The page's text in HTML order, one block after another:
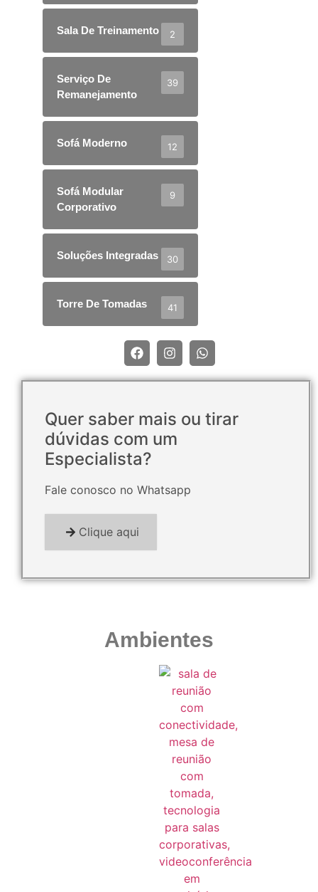
Sala De Treinamento 2
Serviço De
Remanejamento
39
Sofá Moderno 12
Sofá Modular
Corporativo
9
Soluções Integradas 30
Torre De Tomadas 41
Quer saber mais ou tirar
dúvidas com um
Especialista?
Fale conosco no Whatsapp
Clique aqui
Ambientes